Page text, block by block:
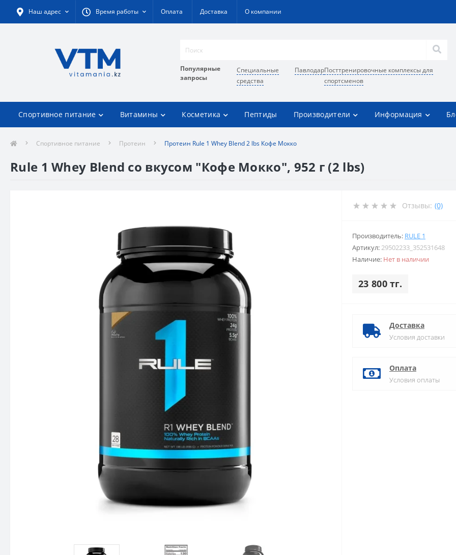
Наш адрес Время работы Оплата Доставка О компании
Популярные
запросы
Специальные
средства
ПавлодарПосттренировочные комплексы для
спортсменов
Спортивное питание Витамины Косметика Пептиды Производители Информация
Спортивное питание Протеин Протеин Rule 1 Whey Blend 2 lbs Кофе Мокко
Rule 1 Whey Blend со вкусом "Кофе Мокко", 952 г (2 lbs)
Отзывы: (0)
Производитель: RULE 1
Артикул:29502233_352531648
Наличие: Нет в наличии
23 800 тг.
Доставка
Условия доставки
Оплата
Условия оплаты